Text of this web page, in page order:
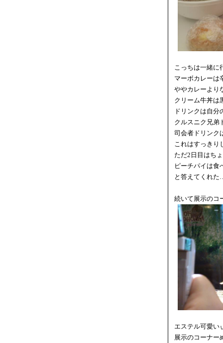
こっちは一緒に
マーボカレーは
ややカレーより
クリーム牛丼は
ドリンクは自
クルスニク兄
司会者ドリンク
これはすっきり
ただ2日目はち
ピーチパイは食
と答えてくれ
続いて展示のコ
エステル可愛い
展示のコーナー